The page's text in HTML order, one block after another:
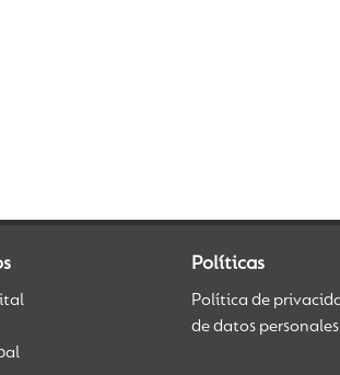
Políticas
Política de
de datos personales